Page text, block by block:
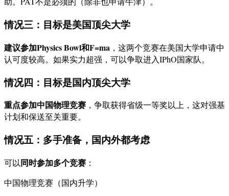
情况三：目标是美国顶尖大学
建议参加Physics Bowl和F=ma ，这两个竞赛在美国大学申请中
认可度较高。如果实力超强，可以争取进入IPhO国家队。
情况四：目标是国内顶尖大学
重点参加中国物理竞赛 ，争取获得省级一等奖以上，这对强基
计划和保送至关重要。
情况五：多手准备，国内外都考虑
可以同时参加多个竞赛 ：
中国物理竞赛（国内升学）